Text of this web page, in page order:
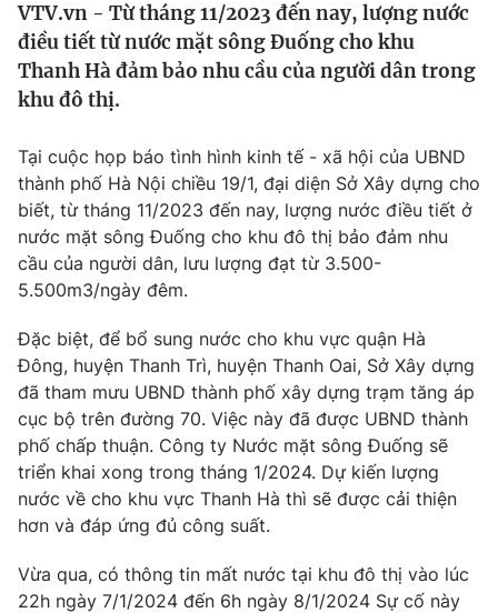
Thế giới
Tin tức
Câu chuyện quốc tế
Tài chính
Thị trường
Góc doanh nghiệp
Dữ liệu và đời sống
Truyền hình
Phim VTV
Hậu trường
Nhân vật
Khán giả
Giải sao mai
Điện ảnh
Âm nhạc
Sao
Đời sống
Du lịch
Làm đẹp
Chất lượng cuộc sống
Giáo dục
Tuyển sinh
Học trực tuyến
Công nghệ
Sản phẩm
Giao lưu trực tuyến
VTV.vn - Từ tháng 11/2023 đến nay, lượng nước
điều tiết từ nước mặt sông Đuống cho khu
Thanh Hà đảm bảo nhu cầu của người dân trong
khu đô thị.
Tại cuộc họp báo tình hình kinh tế - xã hội của UBND
thành phố Hà Nội chiều 19/1, đại diện Sở Xây dựng cho
biết, từ tháng 11/2023 đến nay, lượng nước điều tiết ở
nước mặt sông Đuống cho khu đô thị bảo đảm nhu
cầu của người dân, lưu lượng đạt từ 3.500-
5.500m3/ngày đêm.
Đặc biệt, để bổ sung nước cho khu vực quận Hà
Đông, huyện Thanh Trì, huyện Thanh Oai, Sở Xây dựng
đã tham mưu UBND thành phố xây dựng trạm tăng áp
cục bộ trên đường 70. Việc này đã được UBND thành
phố chấp thuận. Công ty Nước mặt sông Đuống sẽ
triển khai xong trong tháng 1/2024. Dự kiến lượng
nước về cho khu vực Thanh Hà thì sẽ được cải thiện
hơn và đáp ứng đủ công suất.
Vừa qua, có thông tin mất nước tại khu đô thị vào lúc
22h ngày 7/1/2024 đến 6h ngày 8/1/2024 Sự cố này